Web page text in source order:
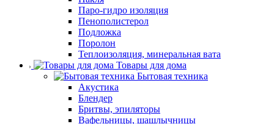
Паро-гидро изоляция
Пенополистерол
Подложка
Поролон
Теплоизоляция, минеральная вата
Товары для дома
Бытовая техника
Акустика
Блендер
Бритвы, эпиляторы
Вафельницы, шашлычницы